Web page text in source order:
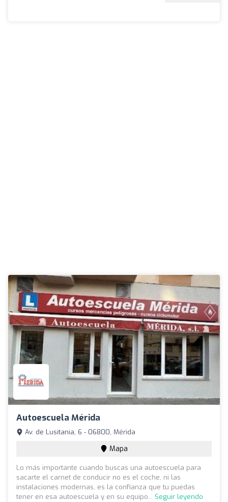
Autoescuela Mérida
Av. de Lusitania, 6 - 06800, Mérida
Mapa
Lo más importante cuando buscas una autoescuela para
sacarte el carnet de conducir no es el coche, ni las
instalaciones modernas, es la confianza que tu puedas
tener en esa autoescuela y en su equipo... Seguir leyendo